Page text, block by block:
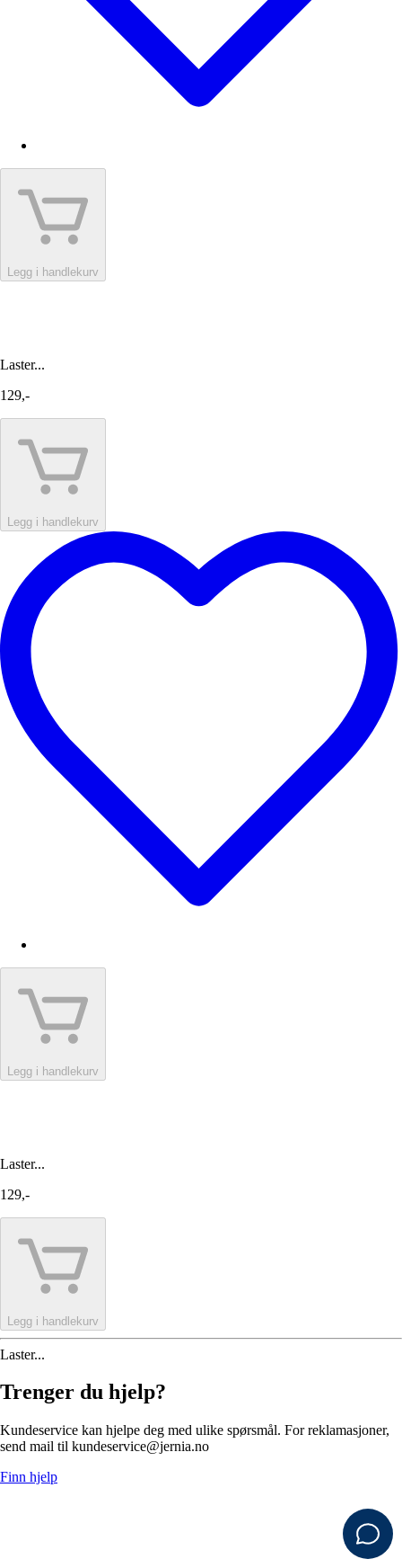
Legg i handlekurv
Laster...
129,-
Legg i handlekurv
Legg i handlekurv
Laster...
129,-
Legg i handlekurv
Laster...
Trenger du hjelp?
Kundeservice kan hjelpe deg med ulike spørsmål. For reklamasjoner,
send mail til kundeservice@jernia.no
Finn hjelp